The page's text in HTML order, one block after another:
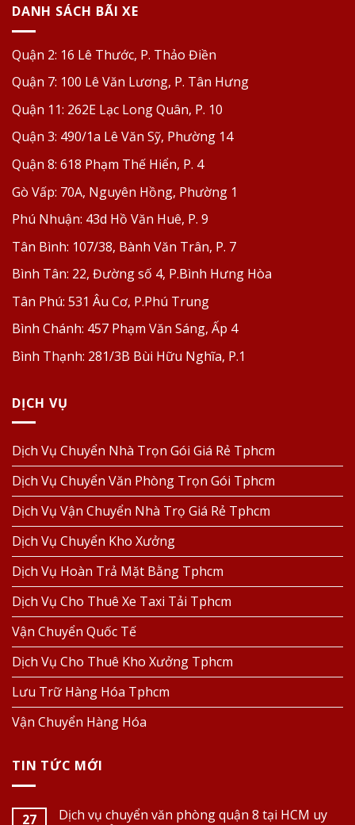
DANH SÁCH BÃI XE
Quận 2: 16 Lê Thước, P. Thảo Điền
Quận 7: 100 Lê Văn Lương, P. Tân Hưng
Quận 11: 262E Lạc Long Quân, P. 10
Quận 3: 490/1a Lê Văn Sỹ, Phường 14
Quận 8: 618 Phạm Thế Hiển, P. 4
Gò Vấp: 70A, Nguyên Hồng, Phường 1
Phú Nhuận: 43d Hồ Văn Huê, P. 9
Tân Bình: 107/38, Bành Văn Trân, P. 7
Bình Tân: 22, Đường số 4, P.Bình Hưng Hòa
Tân Phú: 531 Âu Cơ, P.Phú Trung
Bình Chánh: 457 Phạm Văn Sáng, Ấp 4
Bình Thạnh: 281/3B Bùi Hữu Nghĩa, P.1
DỊCH VỤ
Dịch Vụ Chuyển Nhà Trọn Gói Giá Rẻ Tphcm
Dịch Vụ Chuyển Văn Phòng Trọn Gói Tphcm
Dịch Vụ Vận Chuyển Nhà Trọ Giá Rẻ Tphcm
Dịch Vụ Chuyển Kho Xưởng
Dịch Vụ Hoàn Trả Mặt Bằng Tphcm
Dịch Vụ Cho Thuê Xe Taxi Tải Tphcm
Vận Chuyển Quốc Tế
Dịch Vụ Cho Thuê Kho Xưởng Tphcm
Lưu Trữ Hàng Hóa Tphcm
Vận Chuyển Hàng Hóa
TIN TỨC MỚI
27
Dịch vụ chuyển văn phòng quận 8 tại HCM uy